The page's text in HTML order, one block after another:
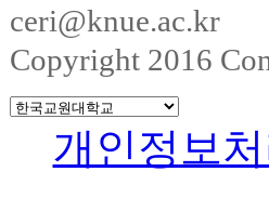
ceri@knue.ac.kr
Copyright 2016
개인정보